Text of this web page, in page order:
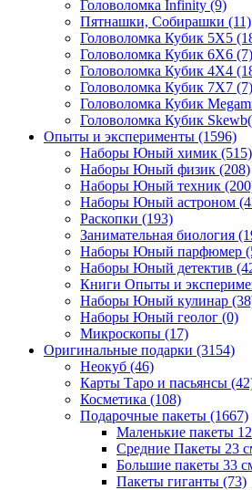
Головоломка Infinity (9)
Пятнашки, Собирашки (11)
Головоломка Кубик 5Х5
Головоломка Кубик 6Х6 (7)
Головоломка Кубик 4Х4
Головоломка Кубик 7Х7 (7)
Головоломка Кубик
Головоломка Кубик
Опыты и эксперименты (1596)
Наборы Юный химик (515)
Наборы Юный физик (208)
Наборы Юный техник
Наборы Юный астроном
Раскопки (193)
Занимательная биология
Наборы Юный парфюмер
Наборы Юный детектив
Книги Опыты и
Наборы Юный кулинар
Наборы Юный геолог (0)
Микроскопы (17)
Оригинальные подарки (3154)
Неокуб (46)
Карты Таро и пасьянсы
Косметика (108)
Подарочные пакеты (1667)
Маленькие пакеты
Средние Пакеты 23
Большие пакеты 33
Пакеты гиганты (73)